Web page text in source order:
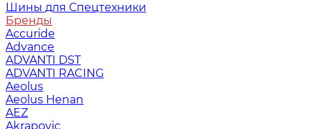
Шины для Спецтехники
Бренды
Accuride
Advance
ADVANTI DST
ADVANTI RACING
Aeolus
Aeolus Henan
AEZ
Akrapovic